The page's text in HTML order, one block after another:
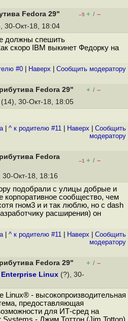
Fedora 29" –5 + / –
30-Окт-18, 18:04
должны спешить
скоро IBM выкинет Федорку на
#0 Наверх Cообщить модератору
Fedora 29" + / –
(14), 30-Окт-18, 18:05
| ^ к родителю #11 Наверх
Cообщить
модератору
Fedora
–1 + / –
30-Окт-18, 18:16
подобрали с улицы добрые и
корпоративное сообщество, чем
гном3 и и так люблю, но с dash
расширения) он
| ^ к родителю #11 Наверх
Cообщить
модератору
Fedora 29" + / –
Enterprise Linux (?), 30-
Linux® - высокопроизводительная
предоставляющая
для ИТ-сред на